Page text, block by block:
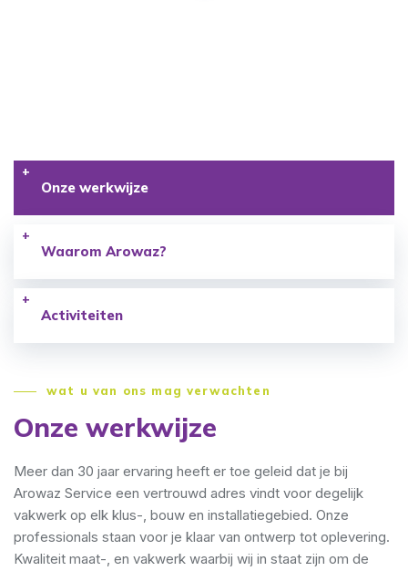
Onze werkwijze
Waarom Arowaz?
Activiteiten
wat u van ons mag verwachten
Onze werkwijze
Meer dan 30 jaar ervaring heeft er toe geleid dat je bij
Arowaz Service een vertrouwd adres vindt voor degelijk
vakwerk op elk klus-, bouw en installatiegebied. Onze
professionals staan voor je klaar van ontwerp tot oplevering.
Kwaliteit maat-, en vakwerk waarbij wij in staat zijn om de